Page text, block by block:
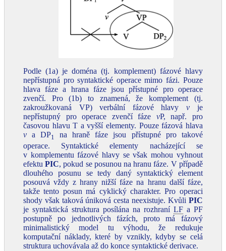
Podle (1a) je doména (tj. komplement) fázové hlavy
nepřístupná pro syntaktické operace mimo fázi. Pouze
hlava fáze a hrana fáze jsou přístupné pro operace
zvenčí. Pro (1b) to znamená, že komplement (tj.
zakroužkovaná VP) verbální fázové hlavyv je
nepřístupný pro operace zvenčí fáze vP, např. pro
časovou hlavu T a vyšší elementy. Pouze fázová hlava
v a DP1
na hraně fáze jsou přístupné pro takové
operace. Syntaktické elementy nacházející se
v komplementu fázové hlavy se však mohou vyhnout
efektuPIC, pokud se posunou na hranu fáze. V případě
dlouhého posunu se tedy daný syntaktický element
posouvá vždy z hrany nižší fáze na hranu další fáze,
takže tento posun má cyklický charakter. Pro operaci
shody však taková úniková cesta neexistuje. Kvůli PIC
je syntaktická struktura posílána na rozhraní LFa PF
postupně po jednotlivých fázích, proto má fázový
minimalistický model tu výhodu, že redukuje
komputační náklady, které by vznikly, kdyby se celá
struktura uchovávala až do konce syntaktické derivace.